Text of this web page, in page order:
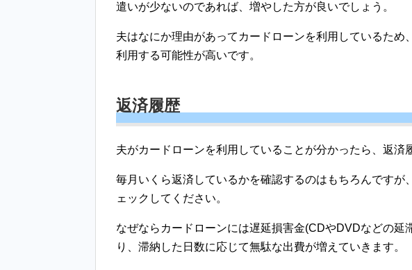
遣いが少ないのであれば、増やした方が良いでしょう。
夫はなにか理由があってカードローンを利用しているため
利用する可能性が高いです。
返済履歴
夫がカードローンを利用していることが分かったら、返済
毎月いくら返済しているかを確認するのはもちろんですが
ェックしてください。
なぜならカードローンには遅延損害金(CDやDVDなどの延
り、滞納した日数に応じて無駄な出費が増えていきます。